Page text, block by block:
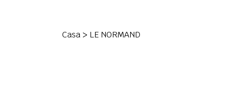
Casa > LE NORMAND